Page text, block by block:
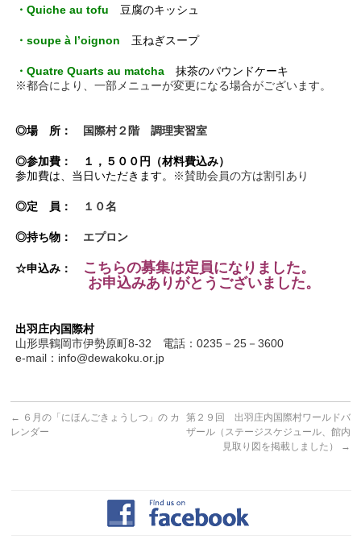
・Quiche au tofu 豆腐のキッシュ
・soupe à l’oignon 玉ねぎスープ
・Quatre Quarts au matcha抹茶のパウンドケーキ
※都合により、一部メニューが変更になる場合がございます。
◎場 所： 国際村２階 調理実習室
◎参加費：
１，５００円（材料費込み）
参加費は、当日いただきます。 ※賛助会員の方は割引あり
◎定 員： １０名
◎持ち物： エプロン
☆申込み：
こちらの募集は定員になりました。
お申込みありがとうございました。
出羽庄内国際村
山形県鶴岡市伊勢原町8‐32 電話：0235－25－3600
e-mail：info@dewakoku.or.jp
← ６月の「にほんごきょうしつ」の カ
レンダー
第２９回 出羽庄内国際村ワールドバ
ザール（ステージスケジュール、館内
見取り図を掲載しました）
→